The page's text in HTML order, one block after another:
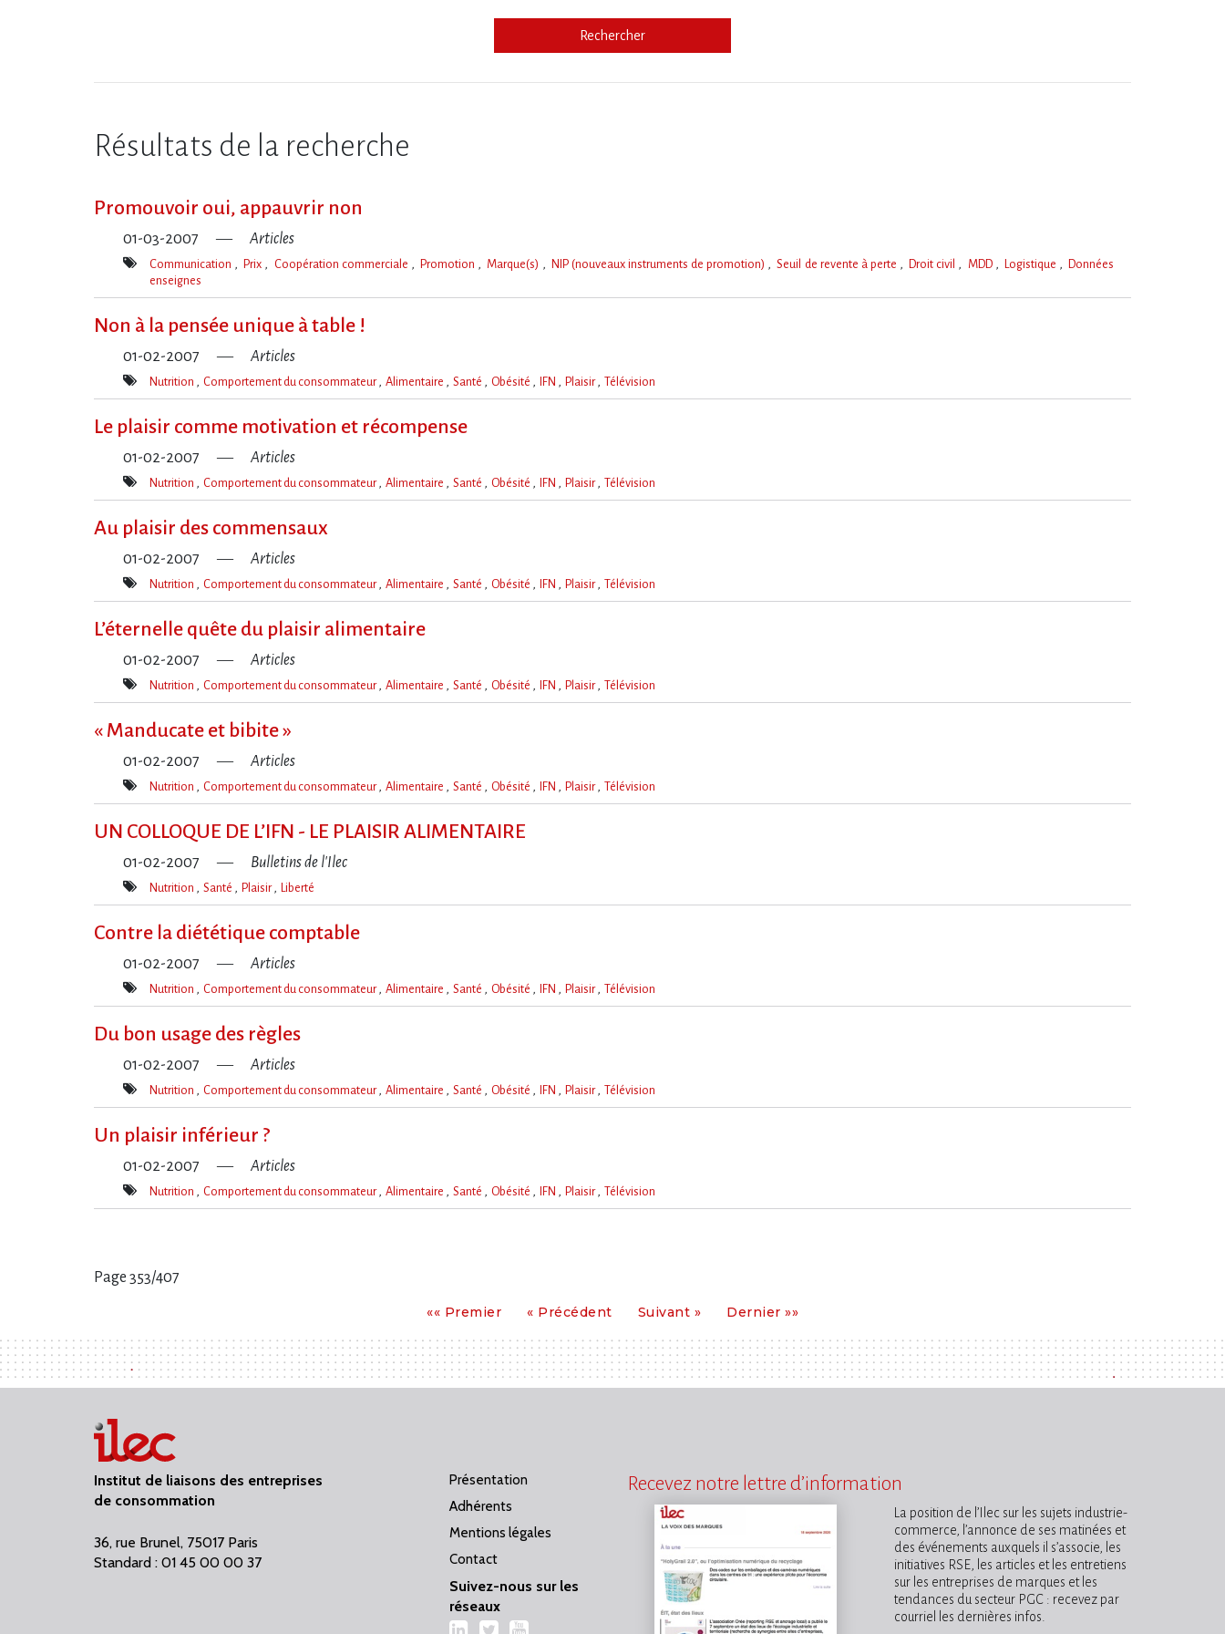
Rechercher
Résultats de la recherche
Promouvoir oui, appauvrir non
01-03-2007 Articles
Mot(s)-
Communication Prix Coopération commerciale Promotion Marque(s) NIP (nouveaux instruments de promotion) Seuil de revente à perte Droit civil MDD Logistique
Données
enseignes
Non à la pensée unique à table !
01-02-2007 Articles
Mot(s)-
Nutrition Comportement du consommateur Alimentaire Santé Obésité IFN Plaisir Télévision
Le plaisir comme motivation et récompense
01-02-2007 Articles
Mot(s)-
Nutrition Comportement du consommateur Alimentaire Santé Obésité IFN Plaisir Télévision
Au plaisir des commensaux
01-02-2007 Articles
Mot(s)-
Nutrition Comportement du consommateur Alimentaire Santé Obésité IFN Plaisir Télévision
L’éternelle quête du plaisir alimentaire
01-02-2007 Articles
Mot(s)-
Nutrition Comportement du consommateur Alimentaire Santé Obésité IFN Plaisir Télévision
« Manducate et bibite »
01-02-2007 Articles
Mot(s)-
Nutrition Comportement du consommateur Alimentaire Santé Obésité IFN Plaisir Télévision
UN COLLOQUE DE L​‌’IFN - LE PLAISIR ALIMENTAIRE
01-02-2007 Bulletins de l'Ilec
Mot(s)-
Nutrition Santé Plaisir Liberté
Contre la diététique comptable
01-02-2007 Articles
Mot(s)-
Nutrition Comportement du consommateur Alimentaire Santé Obésité IFN Plaisir Télévision
Du bon usage des règles
01-02-2007 Articles
Mot(s)-
Nutrition Comportement du consommateur Alimentaire Santé Obésité IFN Plaisir Télévision
Un plaisir inférieur ?
01-02-2007 Articles
Mot(s)-
Nutrition Comportement du consommateur Alimentaire Santé Obésité IFN Plaisir Télévision
Page 353/407
«« PremierPremier
« PrécédentPrécédent
Suivant
Suivant » Dernier
Dernier »»
Institut de liaisons des entreprises
de consommation
36, rue Brunel, 75017 Paris
Standard : 01 45 00 00 37
Présentation
Adhérents
Mentions légales
Contact
Suivez-nous sur les
réseaux
LinkedIn
TwitterYouTube
Recevez notre lettre d’information
La position de l’Ilec sur les sujets industrie-
commerce, l’annonce de ses matinées et
des événements auxquels il s’associe, les
initiatives RSE, les articles et les entretiens
sur les entreprises de marques et les
tendances du secteur PGC : recevez par
courriel les dernières infos.